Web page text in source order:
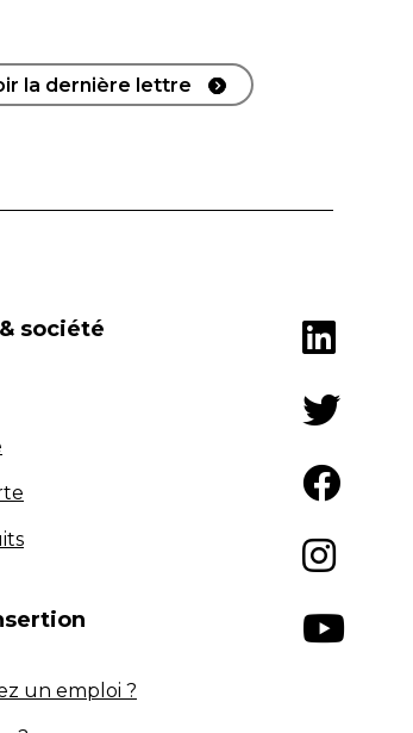
la dernière lettre
société
un emploi ?